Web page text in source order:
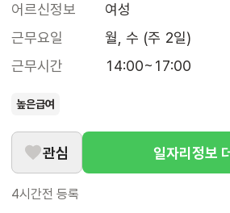
어르신정보
여성
근무요일
월, 수 (주 2일)
근무시간
14:00~17:00
높은급여
관심 일자리정보
4시간전 등록